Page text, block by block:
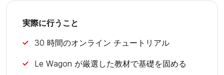
実際に行うこと
30 時間のオンライン チュートリアル
Le Wagon が厳選した教材で基礎を固める